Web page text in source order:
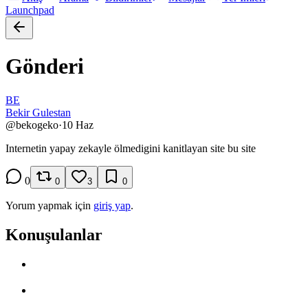
Launchpad
Gönderi
BE
Bekir Gulestan
@bekogeko·10 Haz
Internetin yapay zekayle ölmedigini kanitlayan site bu site
0 0 3 0
Yorum yapmak için giriş yap.
Konuşulanlar